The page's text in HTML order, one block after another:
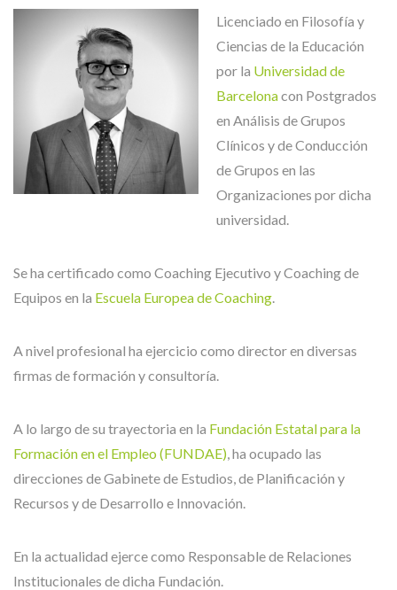
Licenciado en Filosofía y
Ciencias de la Educación
por la Universidad de
Barcelonacon Postgrados
en Análisis de Grupos
Clínicos y de Conducción
de Grupos en las
Organizaciones por dicha
universidad.
Se ha certificado como Coaching Ejecutivo y Coaching de
Equipos en la Escuela Europea de Coaching.
A nivel profesional ha ejercicio como director en diversas
firmas de formación y consultoría.
A lo largo de su trayectoria en la Fundación Estatal para la
Formación en el Empleo (FUNDAE), ha ocupado las
direcciones de Gabinete de Estudios, de Planificación y
Recursos y de Desarrollo e Innovación.
En la actualidad ejerce como Responsable de Relaciones
Institucionales de dicha Fundación.